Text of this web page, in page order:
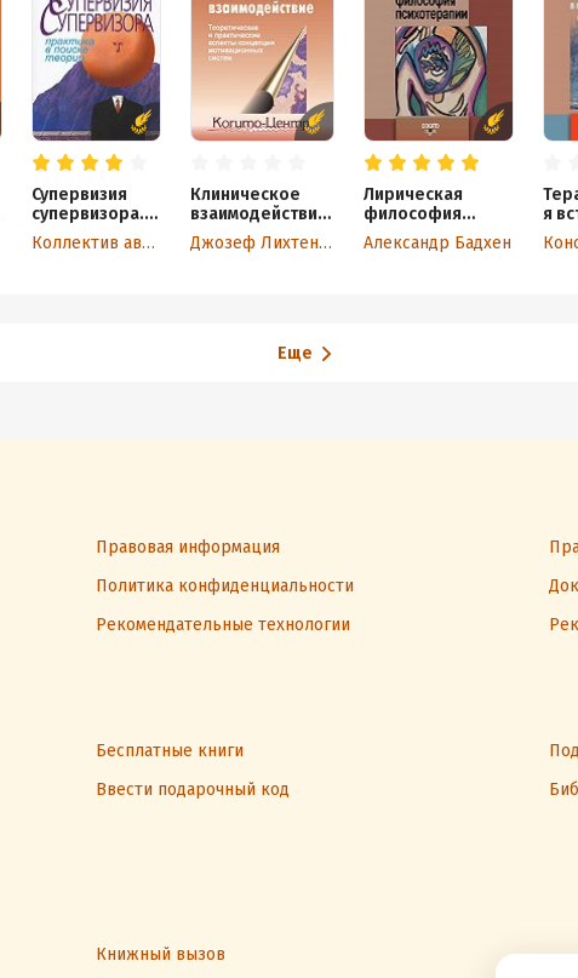
Супервизия
супервизора.
Практика в
поиске теории
Коллектив авторов
Клиническое
взаимодействие:
Теоретические и
практические Джозеф Лихтенберг
Лирическая
философия
психотерапии
Александр Бадхен
я
Еще
Правовая информация
Политика конфиденциальности
Рекомендательные технологии
Бесплатные книги
Ввести подарочный код
Книжный вызов